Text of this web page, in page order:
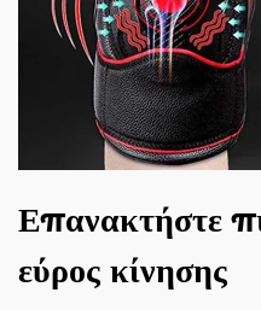
Επανακτήστε
εύρος κίνησης